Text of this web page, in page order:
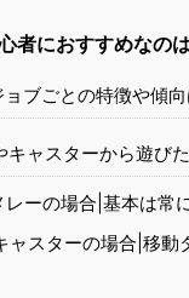
者におすすめなの
ョブごとの特徴や傾向
キャスターから遊び
レーの場合|基本は常
ャスターの場合|移動